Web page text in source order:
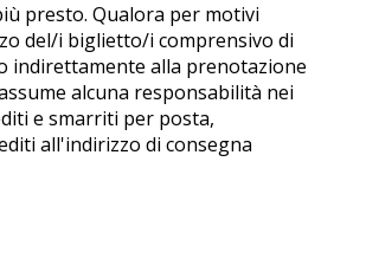
presto. Qualora per motivi
del/i biglietto/i comprensivo di
indirettamente alla prenotazione
alcuna responsabilità nei
e smarriti per posta,
all'indirizzo di consegna